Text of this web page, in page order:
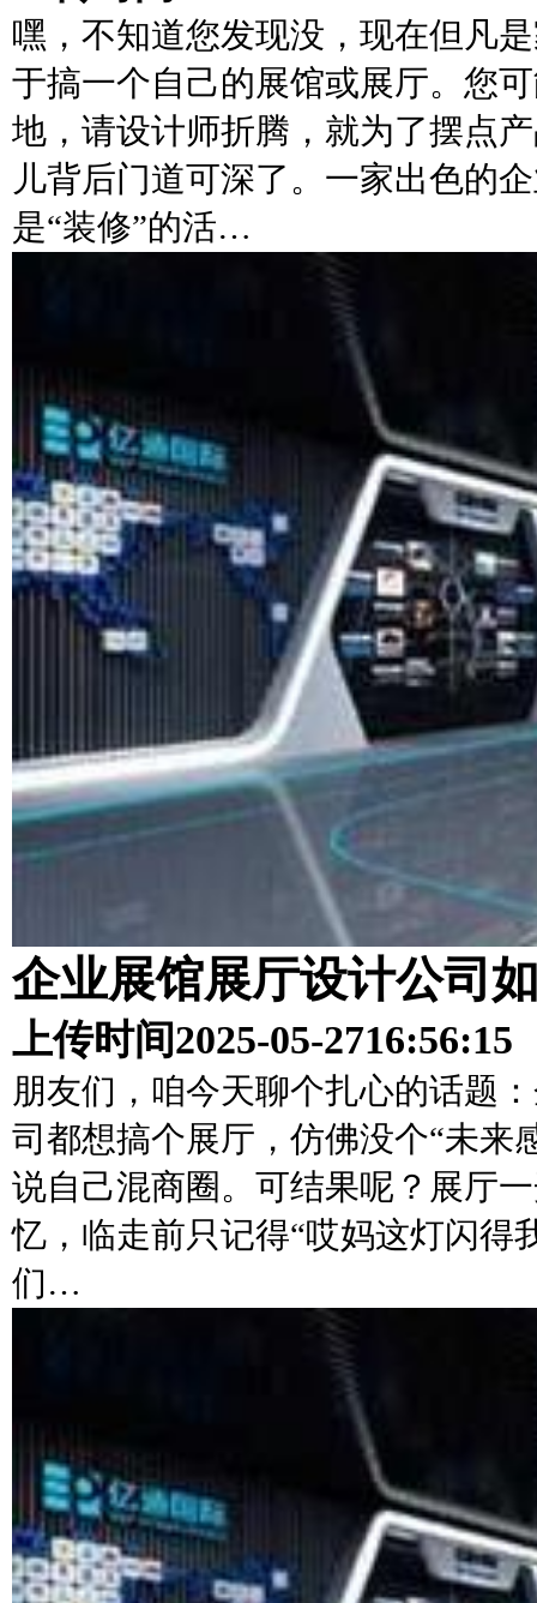
嘿，不知道您发现没，现在但凡
于搞一个自己的展馆或展厅。您
地，请设计师折腾，就为了摆点
儿背后门道可深了。一家出色的
是“装修”的活…
企业展馆展厅设计公司
上传时间2025-05-2716:56:15
朋友们，咱今天聊个扎心的话题
司都想搞个展厅，仿佛没个“未来
说自己混商圈。可结果呢？展厅
忆，临走前只记得“哎妈这灯闪得
们…